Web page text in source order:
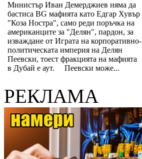
Министър Иван Демерджиев няма да
бастиса BG мафията като Едгар Хувър
"Коза Ностра", само реди поръчка на
американците за "Делян", пардон, за
изваждане от Играта на корпоративно-
политическата империя на Делян
Пеевски, тоест фракцията на мафията
в Дубай е аут. Пеевски може...
РЕКЛАМА